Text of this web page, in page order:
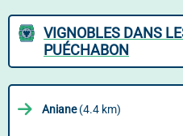
VIGNOBLES DANS
PUÉCHABON
Aniane(4.4 km)